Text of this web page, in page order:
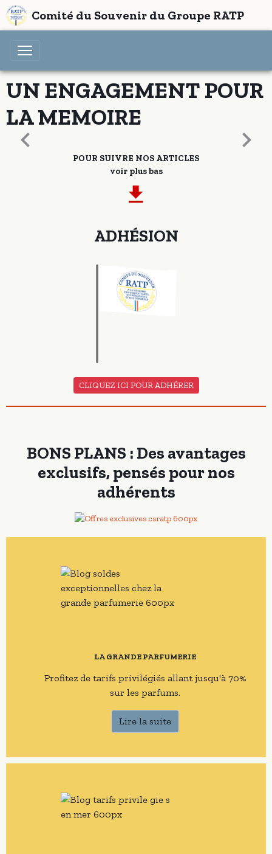
Comité du Souvenir du Groupe RATP
UN ENGAGEMENT POUR
LA MEMOIRE
POUR SUIVRE NOS ARTICLES
voir plus bas
ADHÉSION
CLIQUEZ ICI POUR ADHÉRER
BONS PLANS : Des avantages
exclusifs, pensés pour nos
adhérents
LA GRANDE PARFUMERIE
Profitez de tarifs privilégiés allant jusqu'à 70%
sur les parfums.
Lire la suite